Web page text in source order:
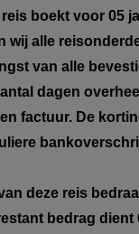
boekt voor 05
wij alle
van alle
dagen
factuur. De
deze reis
bedrag dient